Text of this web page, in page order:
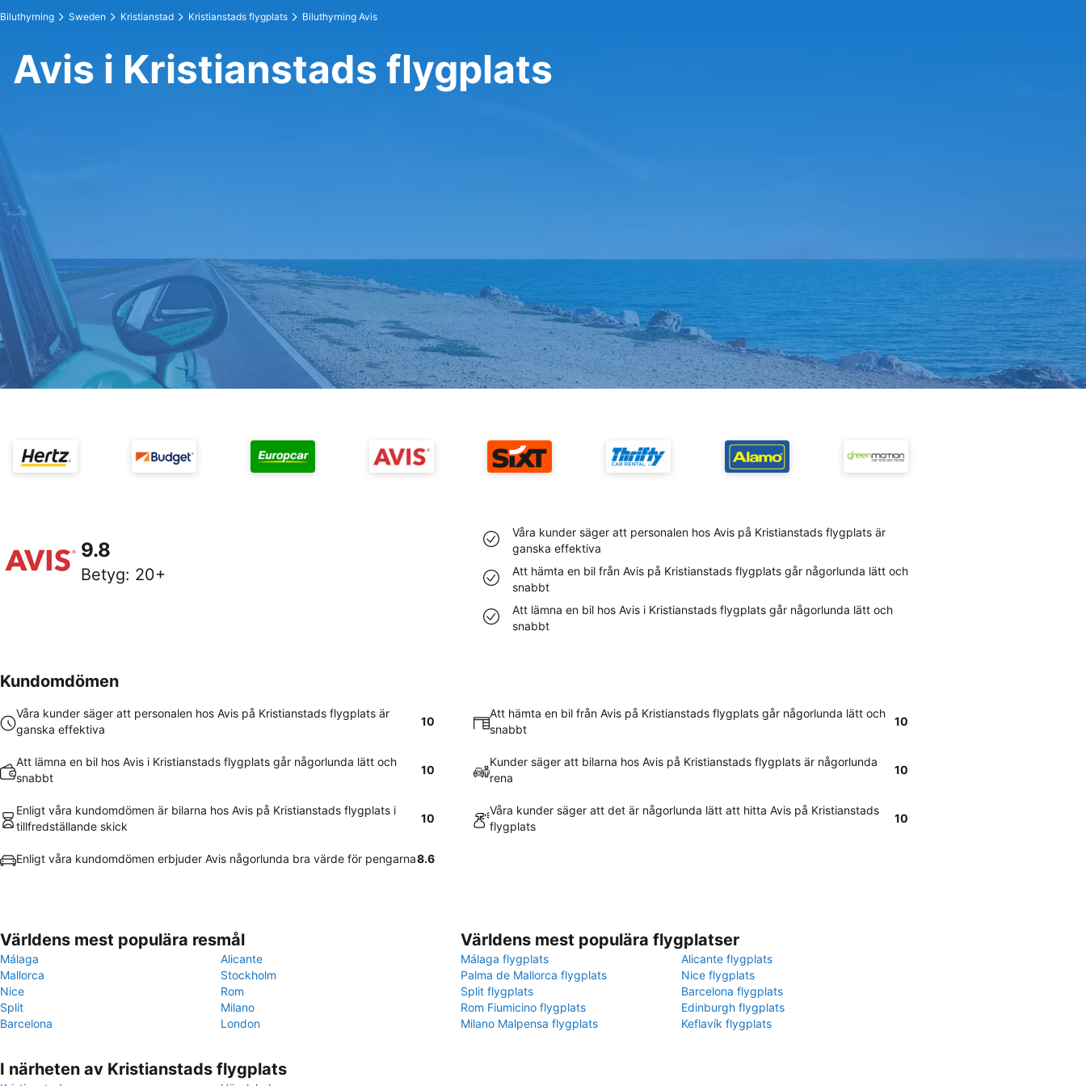
Biluthyrning Sweden Kristianstad Kristianstads flygplats Biluthyrning Avis
Avis i Kristianstads flygplats
9.8
Betyg: 20+
Våra kunder säger att personalen hos Avis på Kristianstads flygplats är
ganska effektiva
Att hämta en bil från Avis på Kristianstads flygplats går någorlunda lätt och
snabbt
Att lämna en bil hos Avis i Kristianstads flygplats går någorlunda lätt och
snabbt
Kundomdömen
Våra kunder säger att personalen hos Avis på Kristianstads flygplats är
ganska effektiva
10
Att hämta en bil från Avis på Kristianstads flygplats går någorlunda lätt och
snabbt
10
Att lämna en bil hos Avis i Kristianstads flygplats går någorlunda lätt och
snabbt
10
Kunder säger att bilarna hos Avis på Kristianstads flygplats är någorlunda
rena
10
Enligt våra kundomdömen är bilarna hos Avis på Kristianstads flygplats i
tillfredställande skick
10
Våra kunder säger att det är någorlunda lätt att hitta Avis på Kristianstads
flygplats
10
Enligt våra kundomdömen erbjuder Avis någorlunda bra värde för pengarna8.6
Världens mest populära resmål
Málaga
Alicante
Mallorca
Stockholm
Nice
Rom
Split
Milano
Barcelona
London
Världens mest populära flygplatser
Málaga flygplats
Alicante flygplats
Palma de Mallorca flygplats
Nice flygplats
Split flygplats
Barcelona flygplats
Rom Fiumicino flygplats
Edinburgh flygplats
Milano Malpensa flygplats
Keflavík flygplats
I närheten av Kristianstads flygplats